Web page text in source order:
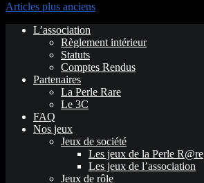
Articles plus anciens
L’association
Règlement intérieur
Statuts
Comptes Rendus
Partenaires
La Perle Rare
Le 3C
FAQ
Nos jeux
Jeux de société
Les jeux de la Perle R@re
Les jeux de l’association
Jeux de rôle